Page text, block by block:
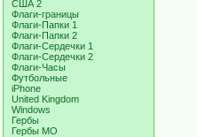
США 2
Флаги-границы
Флаги-Папки 1
Флаги-Папки 2
Флаги-Сердечки 1
Флаги-Сердечки 2
Флаги-Часы
Футбольные
iPhone
United Kingdom
Windows
Гербы
Гербы МО